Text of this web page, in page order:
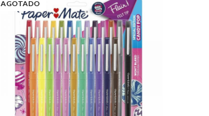
AGOTADO